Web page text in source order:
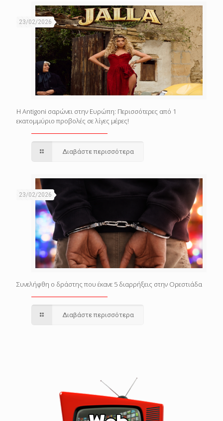
23/02/2026
Η Antigoni σαρώνει στην Ευρώπη: Περισσότερες από 1
εκατομμύριο προβολές σε λίγες μέρες!
Διαβάστε περισσότερα
23/02/2026
Συνελήφθη ο δράστης που έκανε 5 διαρρήξεις στην Ορεστιάδα
Διαβάστε περισσότερα